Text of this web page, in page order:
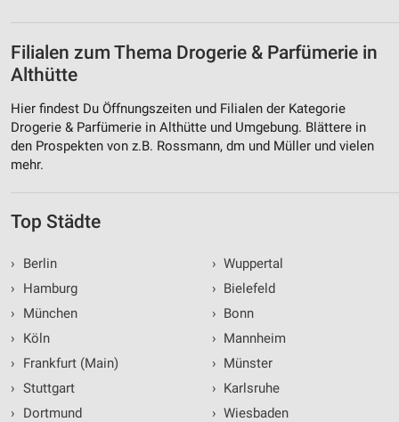
Filialen zum Thema Drogerie & Parfümerie in
Althütte
Hier findest Du Öffnungszeiten und Filialen der Kategorie
Drogerie & Parfümerie in Althütte und Umgebung. Blättere in
den Prospekten von z.B. Rossmann, dm und Müller und vielen
mehr.
Top Städte
›
Berlin
›
Hamburg
›
München
›
Köln
›
Frankfurt (Main)
› Stuttgart
›
Dortmund
› Wuppertal
› Bielefeld
› Bonn
› Mannheim
› Münster
› Karlsruhe
› Wiesbaden